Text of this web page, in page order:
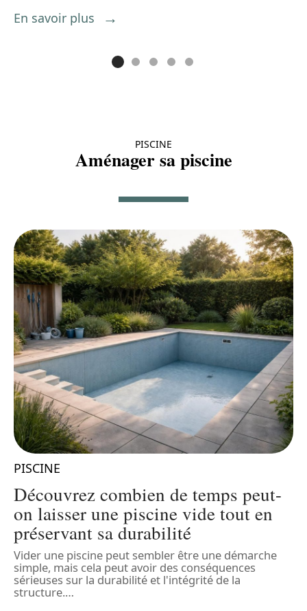
En savoir plus
PISCINE
Aménager sa piscine
PISCINE
Découvrez combien de temps peut-
on laisser une piscine vide tout en
préservant sa durabilité
Vider une piscine peut sembler être une démarche
simple, mais cela peut avoir des conséquences
sérieuses sur la durabilité et l'intégrité de la
structure.…